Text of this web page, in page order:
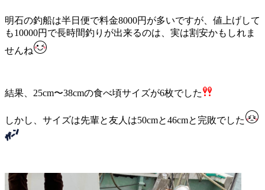
明石の釣船は半日便で料金8000円が多いですが、値上げして
も10000円で長時間釣りが出来るのは、実は割安かもしれま
せんね
結果、25cm〜38cmの食べ頃サイズが6枚でした
しかし、サイズは先輩と友人は50cmと46cmと完敗でした